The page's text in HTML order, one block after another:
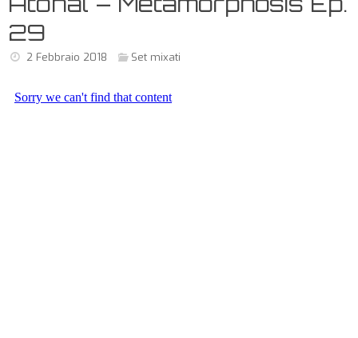
29
2 Febbraio 2018 Set mixati